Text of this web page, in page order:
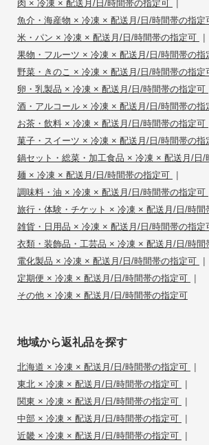
肉 × 冷凍 × 配送月/日/時間帯の指定可 |
魚介・海産物 × 冷凍 × 配送月/日/時間帯の指定
米・パン × 冷凍 × 配送月/日/時間帯の指定可 |
果物・フルーツ × 冷凍 × 配送月/日/時間帯の指
野菜・きのこ × 冷凍 × 配送月/日/時間帯の指定
卵・乳製品 × 冷凍 × 配送月/日/時間帯の指定可
酒・アルコール × 冷凍 × 配送月/日/時間帯の指
お茶・飲料 × 冷凍 × 配送月/日/時間帯の指定可
菓子・スイーツ × 冷凍 × 配送月/日/時間帯の指
鍋セット・総菜・加工食品 × 冷凍 × 配送月/日/
麺 × 冷凍 × 配送月/日/時間帯の指定可 |
調味料・油 × 冷凍 × 配送月/日/時間帯の指定可
旅行・体験・チケット × 冷凍 × 配送月/日/時間
雑貨・日用品 × 冷凍 × 配送月/日/時間帯の指定
衣類・装飾品・工芸品 × 冷凍 × 配送月/日/時間
電化製品 × 冷凍 × 配送月/日/時間帯の指定可 |
定期便 × 冷凍 × 配送月/日/時間帯の指定可 |
その他 × 冷凍 × 配送月/日/時間帯の指定可
地域から返礼品を探す
北海道 × 冷凍 × 配送月/日/時間帯の指定可 |
東北 × 冷凍 × 配送月/日/時間帯の指定可 |
関東 × 冷凍 × 配送月/日/時間帯の指定可 |
中部 × 冷凍 × 配送月/日/時間帯の指定可 |
近畿 × 冷凍 × 配送月/日/時間帯の指定可 |